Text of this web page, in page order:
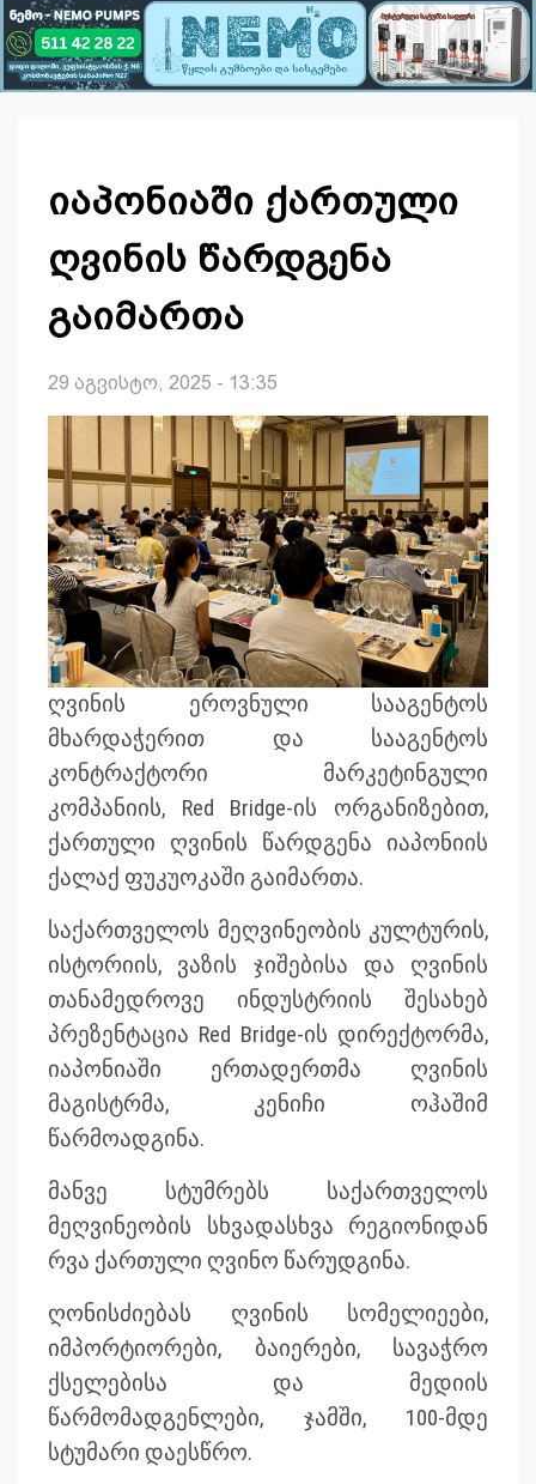
იაპონიაში ქართული
ღვინის წარდგენა
გაიმართა
29 აგვისტო, 2025 - 13:35
ღვინის ეროვნული სააგენტოს
მხარდაჭერით და სააგენტოს
კონტრაქტორი მარკეტინგული
კომპანიის, Red Bridge-ის ორგანიზებით,
ქართული ღვინის წარდგენა იაპონიის
ქალაქ ფუკუოკაში გაიმართა.
საქართველოს მეღვინეობის კულტურის,
ისტორიის, ვაზის ჯიშებისა და ღვინის
თანამედროვე ინდუსტრიის შესახებ
პრეზენტაცია Red Bridge-ის დირექტორმა,
იაპონიაში ერთადერთმა ღვინის
მაგისტრმა, კენიჩი ოჰაშიმ
წარმოადგინა.
მანვე სტუმრებს საქართველოს
მეღვინეობის სხვადასხვა რეგიონიდან
რვა ქართული ღვინო წარუდგინა.
ღონისძიებას ღვინის სომელიეები,
იმპორტიორები, ბაიერები, სავაჭრო
ქსელებისა და მედიის
წარმომადგენლები, ჯამში, 100-მდე
სტუმარი დაესწრო.